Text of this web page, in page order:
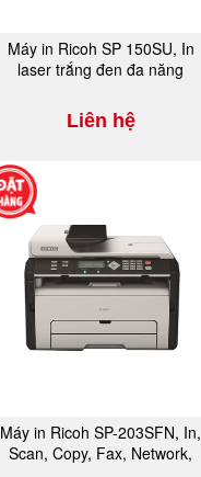
Máy in Ricoh SP 150SU, In
laser trắng đen đa năng
Liên hệ
MUA NGAY
Máy in Ricoh SP-203SFN, In,
Scan, Copy, Fax, Network,
MUA NGAY